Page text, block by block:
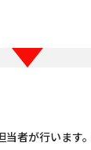
当者が行います